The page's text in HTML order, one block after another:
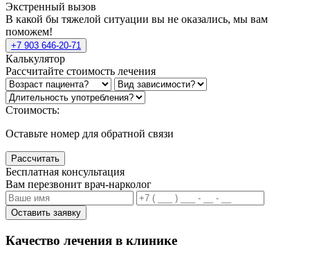
Экстренный вызов
В какой бы тяжелой ситуации вы не оказались, мы вам
поможем!
+7 903 646-20-71
Калькулятор
Рассчитайте стоимость лечения
Стоимость:
Оставьте номер для обратной связи
Рассчитать
Бесплатная консультация
Вам перезвонит врач-нарколог
Оставить заявку
Качество лечения в клинике